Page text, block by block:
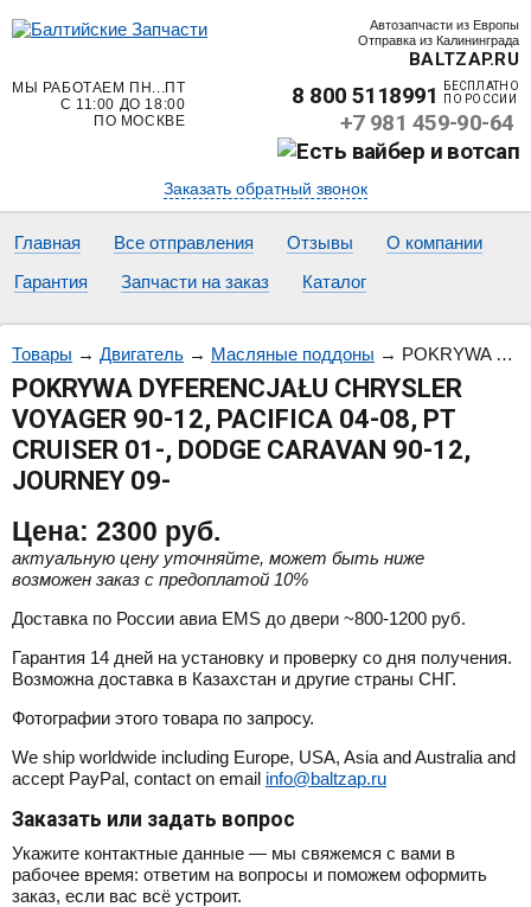
Автозапчасти из Европы
Отправка из Калининграда
BALTZAP.RU
МЫ РАБОТАЕМ ПН...ПТ
С 11:00 ДО 18:00
ПО МОСКВЕ
8 800 5118991
БЕСПЛАТНО
ПО РОССИИ
+7 981 459-90-64
Заказать обратный звонок
Главная Все отправления Отзывы
О компании
Гарантия
Запчасти на заказ Каталог
Товары → Двигатель → Масляные поддоны → POKRYWA DYFERENCJAŁU CHRYSLER VOYAGER 90-12, PACIFICA 04-08, PT CRUISER 01-, DODGE CARAVAN 90-12, JOURNEY 09-
POKRYWA DYFERENCJAŁU CHRYSLER
VOYAGER 90-12, PACIFICA 04-08, PT
CRUISER 01-, DODGE CARAVAN 90-12,
JOURNEY 09-
Цена: 2300 руб.
актуальную цену уточняйте, может быть ниже
возможен заказ с предоплатой 10%
Доставка по России авиа EMS до двери ~800-1200 руб.
Гарантия 14 дней на установку и проверку со дня получения.
Возможна доставка в Казахстан и другие страны СНГ.
Фотографии этого товара по запросу.
We ship worldwide including Europe, USA, Asia and Australia and
accept PayPal, contact on email info@baltzap.ru
Заказать или задать вопрос
Укажите контактные данные — мы свяжемся с вами в
рабочее время: ответим на вопросы и поможем оформить
заказ, если вас всё устроит.